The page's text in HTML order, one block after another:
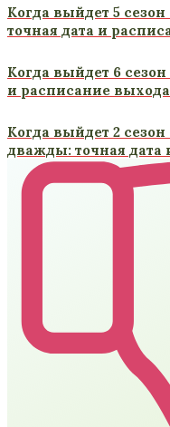
Когда выйдет 5
точная дата и
Когда выйдет 6
и расписание
Когда выйдет 2
дважды: точная дата